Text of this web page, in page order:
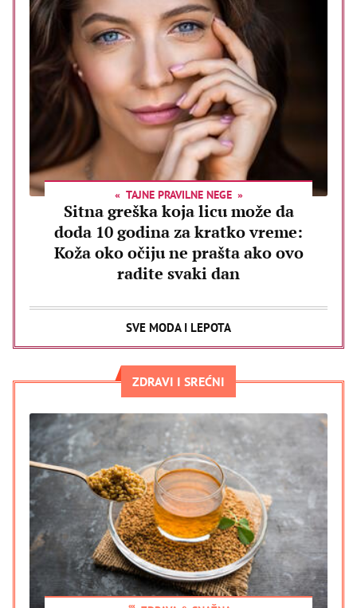
TAJNE PRAVILNE NEGE
Sitna greška koja licu može da
doda 10 godina za kratko vreme:
Koža oko očiju ne prašta ako ovo
radite svaki dan
SVE MODA I LEPOTA
ZDRAVI I SREĆNI